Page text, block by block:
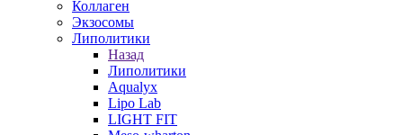
Коллаген
Экзосомы
Липолитики
Назад
Липолитики
Aqualyx
Lipo Lab
LIGHT FIT